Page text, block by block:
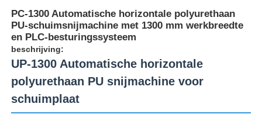
PC-1300 Automatische horizontale polyurethaan
PU-schuimsnijmachine met 1300 mm werkbreedte
en PLC-besturingssysteem
beschrijving:
UP-1300 Automatische horizontale
polyurethaan PU snijmachine voor
schuimplaat